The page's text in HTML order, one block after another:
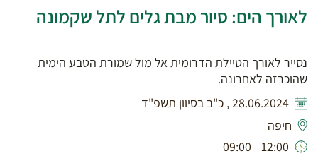
לאורך הים: סיור מבת גלים לתל שקמונה
נסייר לאורך הטיילת הדרומית אל מול שמורת הטבע הימית
שהוכרזה לאחרונה.
28.06.2024 , כ"ב בסיוון תשפ"ד
חיפה
12:00 - 09:00